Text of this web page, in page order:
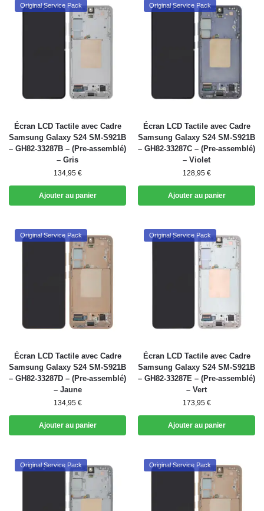
Original Service Pack
Écran LCD Tactile avec Cadre
Samsung Galaxy S24 SM-S921B
– GH82-33287B – (Pre-assemblé)
– Gris
134,95 €
Ajouter au panier
Original Service Pack
Écran LCD Tactile avec Cadre
Samsung Galaxy S24 SM-S921B
– GH82-33287C – (Pre-assemblé)
– Violet
128,95 €
Ajouter au panier
Original Service Pack
Écran LCD Tactile avec Cadre
Samsung Galaxy S24 SM-S921B
– GH82-33287D – (Pre-assemblé)
– Jaune
134,95 €
Ajouter au panier
Original Service Pack
Écran LCD Tactile avec Cadre
Samsung Galaxy S24 SM-S921B
– GH82-33287E – (Pre-assemblé)
– Vert
173,95 €
Ajouter au panier
Original Service Pack Original Service Pack